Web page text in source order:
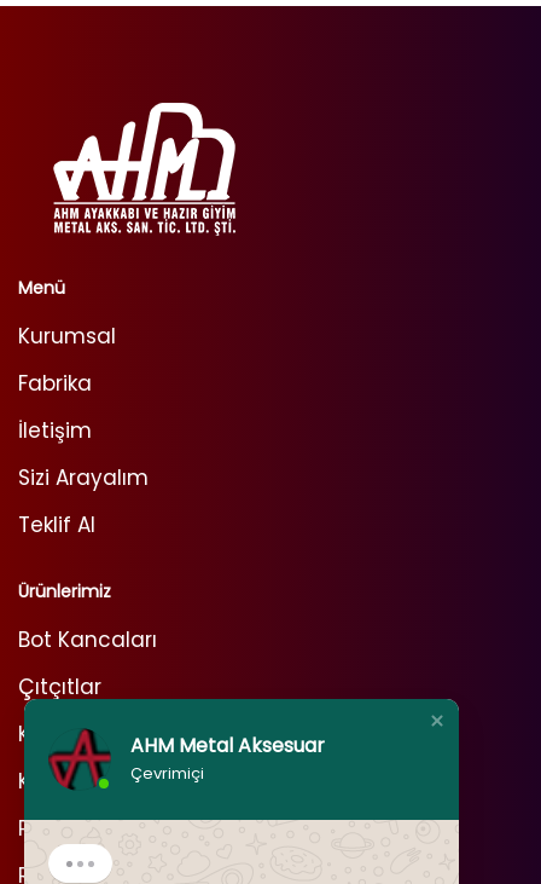
Menü
Kurumsal
Fabrika
İletişim
Sizi Arayalım
Teklif Al
Ürünlerimiz
Bot Kancaları
Çıtçıtlar
Kot Perçinleri
Kuşgözleri
Pimler
Rivetler
AHM Metal Aksesuar
Çevrimiçi